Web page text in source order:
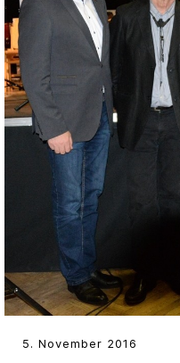
5. November 2016